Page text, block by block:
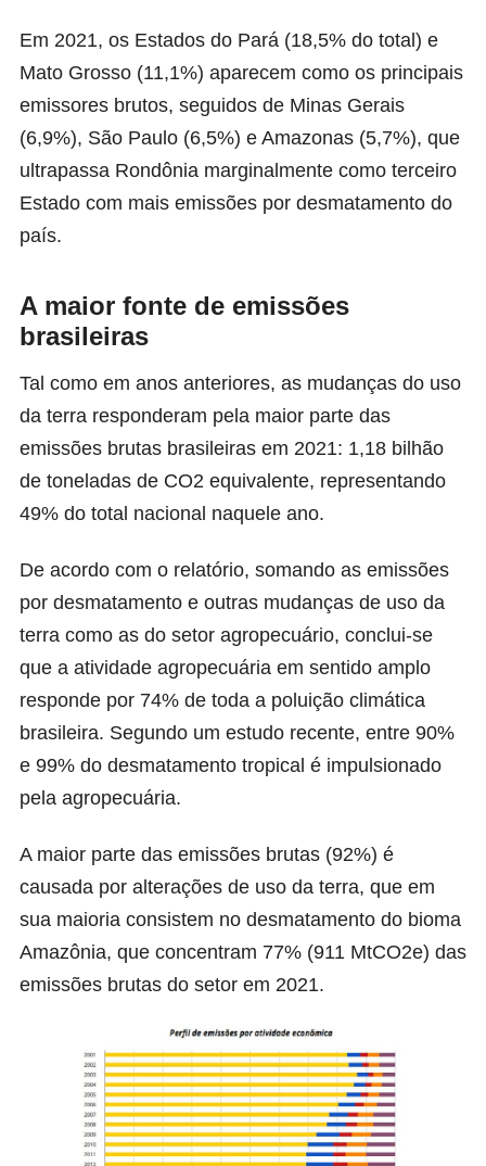
Em 2021, os Estados do Pará (18,5% do total) e
Mato Grosso (11,1%) aparecem como os principais
emissores brutos, seguidos de Minas Gerais
(6,9%), São Paulo (6,5%) e Amazonas (5,7%), que
ultrapassa Rondônia marginalmente como terceiro
Estado com mais emissões por desmatamento do
país.
A maior fonte de emissões
brasileiras
Tal como em anos anteriores, as mudanças do uso
da terra responderam pela maior parte das
emissões brutas brasileiras em 2021: 1,18 bilhão
de toneladas de CO2 equivalente, representando
49% do total nacional naquele ano.
De acordo com o relatório, somando as emissões
por desmatamento e outras mudanças de uso da
terra como as do setor agropecuário, conclui-se
que a atividade agropecuária em sentido amplo
responde por 74% de toda a poluição climática
brasileira. Segundo um estudo recente, entre 90%
e 99% do desmatamento tropical é impulsionado
pela agropecuária.
A maior parte das emissões brutas (92%) é
causada por alterações de uso da terra, que em
sua maioria consistem no desmatamento do bioma
Amazônia, que concentram 77% (911 MtCO2e) das
emissões brutas do setor em 2021.